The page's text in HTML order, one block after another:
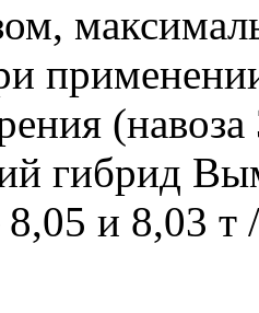
гибрид
и 8,03 т /